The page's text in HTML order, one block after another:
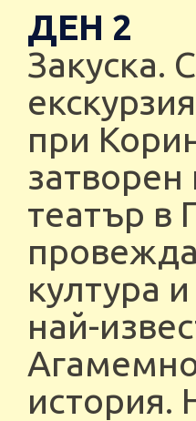
ДЕН 2
Закуска.
при
затворен
театър в
култура
най-
история.